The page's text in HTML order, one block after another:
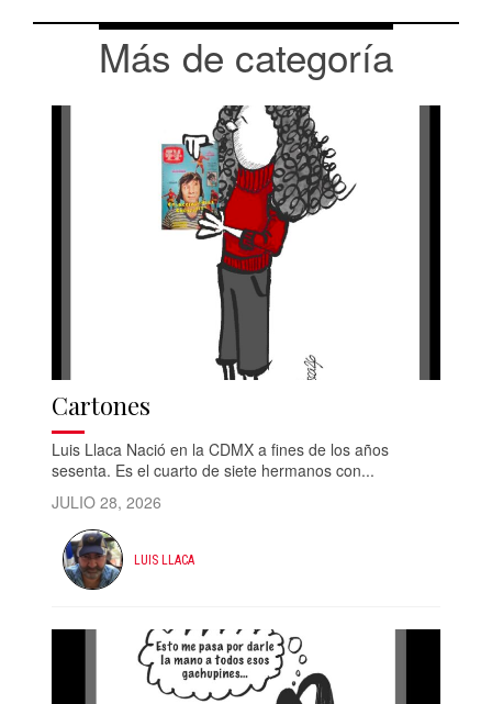
Más de categoría
Cartones
Luis Llaca Nació en la CDMX a fines de los años
sesenta. Es el cuarto de siete hermanos con...
JULIO 28, 2026
LUIS LLACA